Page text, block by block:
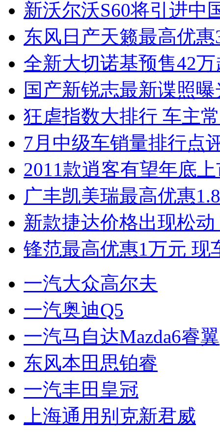
新沃尔沃S60将引进中
东风日产天籁最高优
全新大切诺基预售42
国产新锐志最新谍照
狂虐指数大排行 车主
7月中级车销量排行点
2011款逍客有望年底
广丰凯美瑞最高优惠
新款捷达价格出现松
锋范最高优惠1万元 现
一汽大众高尔夫
一汽奥迪Q5
一汽马自达Mazda6睿翼
东风本田思铂睿
一汽丰田皇冠
上海通用别克新君威